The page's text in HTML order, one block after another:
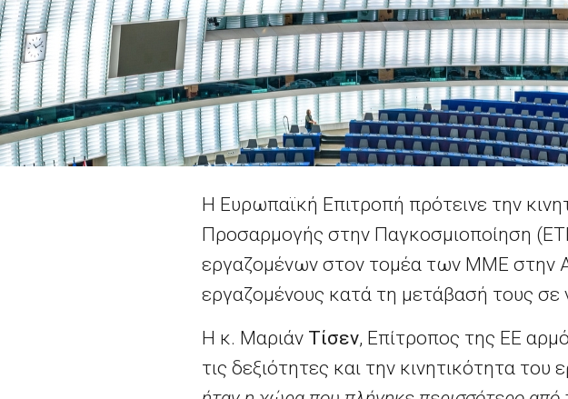
Η Ευρωπαϊκή Επιτροπή πρότεινε την
Προσαρμογής στην Παγκοσμιοποίηση
εργαζομένων στον τομέα των ΜΜΕ στην
εργαζομένους κατά τη μετάβασή τους σε
Η κ. Μαριάν Τίσεν, Επίτροπος της ΕΕ
τις δεξιότητες και την κινητικότητα